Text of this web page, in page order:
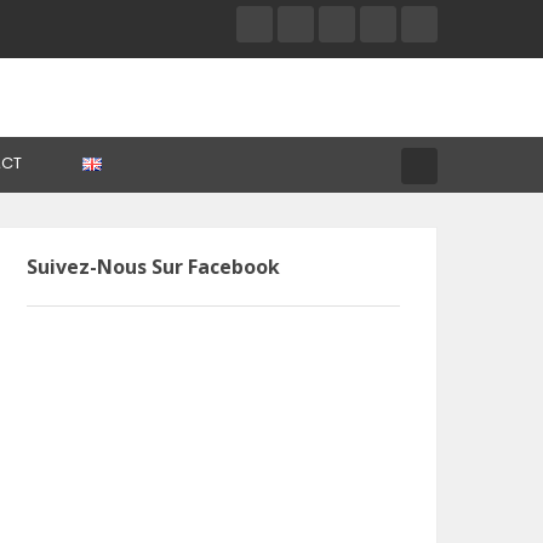
Suivez-Nous Sur Facebook